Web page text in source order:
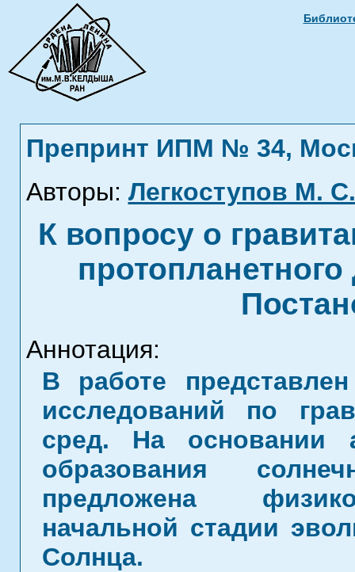
Препринт ИПМ № 34,
Авторы: Легкоступов М. С.
К вопросу о
Аннотация:
В работе
исследований по
сред. На основании
образования
предложена
начальной стадии
Солнца.